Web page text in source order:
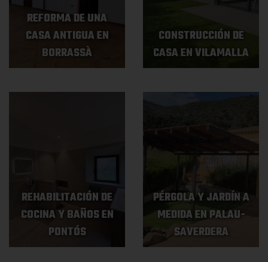
REFORMA DE UNA
CASA ANTIGUA EN
BORRASSÀ
CONSTRUCCIÓN DE
CASA EN VILAMALLA
REHABILITACIÓN DE
COCINA Y BAÑOS EN
PONTÓS
PÉRGOLA Y JARDÍN A
MEDIDA EN PALAU-
SAVERDERA